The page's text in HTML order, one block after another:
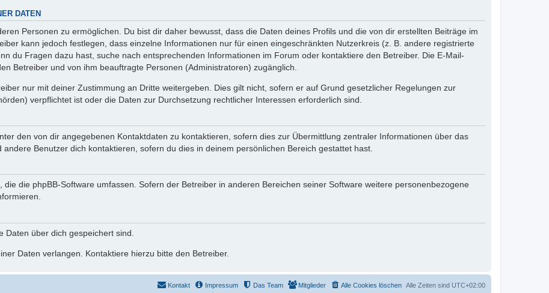
DATEN
Personen zu ermöglichen. Du bist dir daher bewusst, dass die Daten deines Profils und die von dir erstellten Beiträge im
kann jedoch festlegen, dass einzelne Informationen nur für einen eingeschränkten Nutzerkreis (z. B. andere registrierte
du Fragen dazu hast, suche nach entsprechenden Informationen im Forum oder kontaktiere den Betreiber. Die E-Mail-
Betreiber und von ihm beauftragte Personen (Administratoren) zugänglich.
nur mit deiner Zustimmung an Dritte weitergeben. Dies gilt nicht, sofern er auf Grund gesetzlicher Regelungen zur
verpflichtet ist oder die Daten zur Durchsetzung rechtlicher Interessen erforderlich sind.
den von dir angegebenen Kontaktdaten zu kontaktieren, sofern dies zur Übermittlung zentraler Informationen über das
Benutzer dich kontaktieren, sofern du dies in deinem persönlichen Bereich gestattet hast.
die phpBB-Software umfassen. Sofern der Betreiber in anderen Bereichen seiner Software weitere personenbezogene
Daten über dich gespeichert sind.
Daten verlangen. Kontaktiere hierzu bitte den Betreiber.
Alle Zeiten sind UTC+02:00
Alle Cookies löschen
Mitglieder
Das Team
Impressum
Kontakt